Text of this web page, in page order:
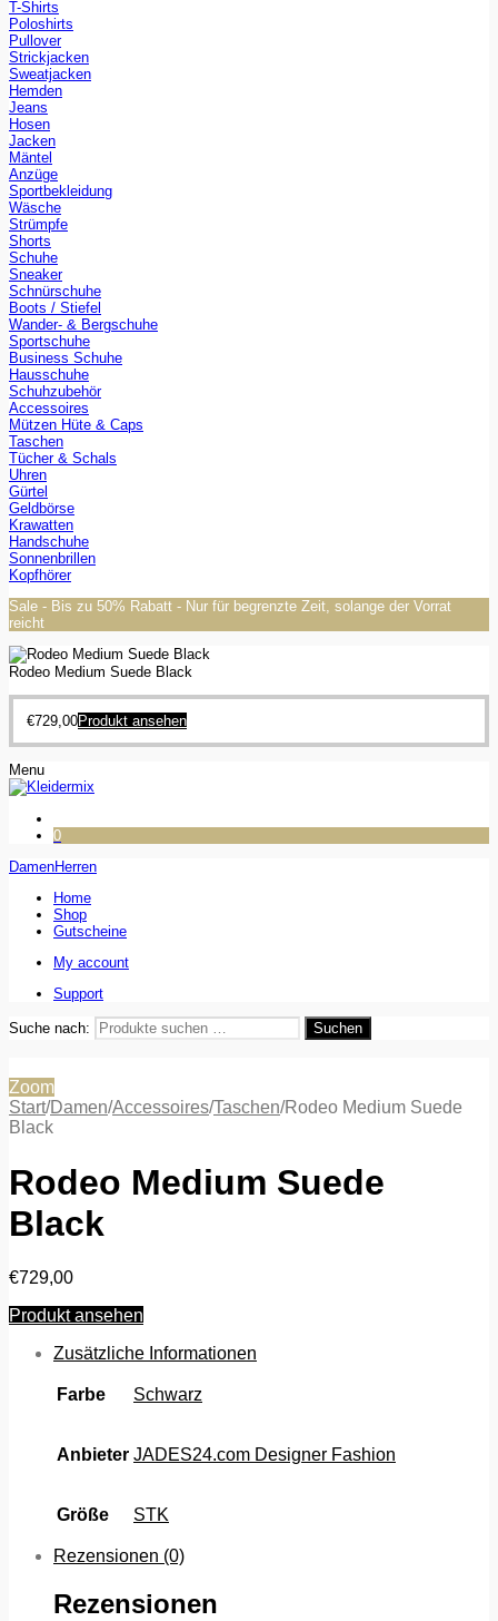
T-Shirts
Poloshirts
Pullover
Strickjacken
Sweatjacken
Hemden
Jeans
Hosen
Jacken
Mäntel
Anzüge
Sportbekleidung
Wäsche
Strümpfe
Shorts
Schuhe
Sneaker
Schnürschuhe
Boots / Stiefel
Wander- & Bergschuhe
Sportschuhe
Business Schuhe
Hausschuhe
Schuhzubehör
Accessoires
Mützen Hüte & Caps
Taschen
Tücher & Schals
Uhren
Gürtel
Geldbörse
Krawatten
Handschuhe
Sonnenbrillen
Kopfhörer
Sale - Bis zu 50% Rabatt - Nur für begrenzte Zeit, solange der Vorrat
reicht
Rodeo Medium Suede Black
€729,00Produkt ansehen
Menu
0
DamenHerren
Home
Shop
Gutscheine
My account
Support
Suche nach: Suchen
Zoom
Start/Damen/Accessoires/Taschen/Rodeo Medium Suede
Black
Rodeo Medium Suede
Black
€729,00
Produkt ansehen
Zusätzliche Informationen
Farbe Schwarz
Anbieter JADES24.com Designer Fashion
Größe STK
Rezensionen (0)
Rezensionen